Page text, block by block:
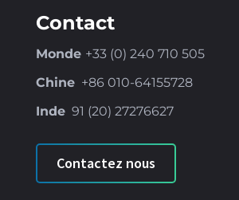
Contact
Monde +33 (0) 240 710 505
Chine+86 010-64155728
Inde 91 (20) 27276627
Contactez nous